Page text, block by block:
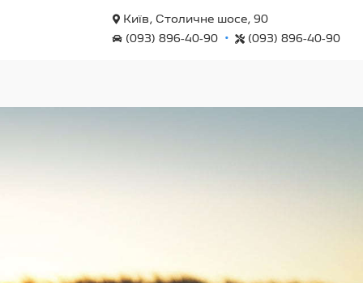
Київ, Столичне шосе, 90
(093) 896-40-90
• (093) 896-40-90